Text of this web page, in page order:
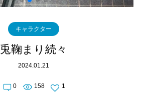
キャラクター
兎鞠まり続々
2024.01.21
0 158 1